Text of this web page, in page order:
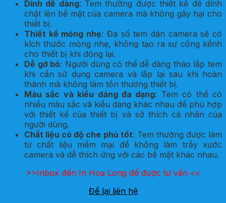
Dính dễ dàng: Tem thường được thiết kế để dính
chặt lên bề mặt của camera mà không gây hại cho
thiết bị.
Thiết kế mỏng nhẹ: Đa số tem dán camera sẽ có
kích thước mỏng nhẹ, không tạo ra sự cồng kềnh
cho thiết bị khi đóng lại.
Dễ gỡ bỏ: Người dùng có thể dễ dàng tháo lắp tem
khi cần sử dụng camera và lắp lại sau khi hoàn
thành mà không làm tổn thương thiết bị.
Màu sắc và kiểu dáng đa dạng: Tem có thể có
nhiều màu sắc và kiểu dáng khác nhau để phù hợp
với thiết kế của thiết bị và sở thích cá nhân của
người dùng.
Chất liệu có độ che phủ tốt: Tem thường được làm
từ chất liệu mềm mại để không làm trầy xước
camera và dễ thích ứng với các bề mặt khác nhau.
>>Inbox đến In Hoa Long để được tư vấn <<
Để lại liên hệ